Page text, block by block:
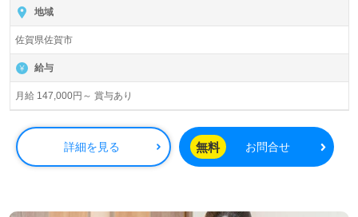
地域
佐賀県佐賀市
給与
月給 147,000円～ 賞与あり
詳細を見る 無料 お問合せ